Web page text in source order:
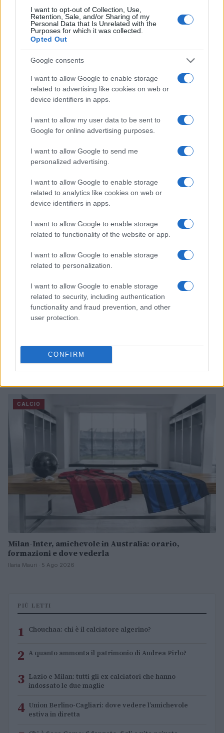
I want to opt-out of Collection, Use,
Retention, Sale, and/or Sharing of my
Personal Data that Is Unrelated with the
Purposes for which it was collected.
Opted Out
Google consents
I want to allow Google to enable storage
related to advertising like cookies on web or
device identifiers in apps.
I want to allow my user data to be sent to
Google for online advertising purposes.
I want to allow Google to send me
personalized advertising.
I want to allow Google to enable storage
related to analytics like cookies on web or
device identifiers in apps.
I want to allow Google to enable storage
related to functionality of the website or app.
I want to allow Google to enable storage
related to personalization.
I want to allow Google to enable storage
related to security, including authentication
functionality and fraud prevention, and other
user protection.
CONFIRM
Continua a leggere
CALCIO
Napoli-Osasuna 2-1: la cronaca dettagliata
dell’amichevole del 5 agosto 2026
CALCIO
Milwaukee Brewers: la prima squadra MLB a
raggiungere le 70 vittorie nella stagione 2026
CALCIO
Milan-Inter, amichevole in Australia: orario,
formazioni e dove vederla
Ilaria Mauri · 5 Ago 2026
PIÙ LETTI
1 Chouchaa: chi è il calciatore algerino?
2 A quanto ammonta il patrimonio di Andrea Pirlo?
3 Lazio e Milan: tutti gli ex calciatori che hanno
indossato le due maglie
4 Union Berlino-Cagliari: dove vedere l’amichevole
estiva in diretta